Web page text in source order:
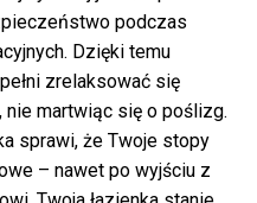
podczas
Dzięki temu
zrelaksować się
martwiąc się o poślizg.
sprawi, że Twoje stopy
– nawet po wyjściu z